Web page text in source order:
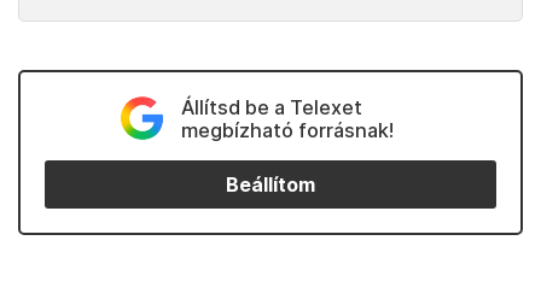
Állítsd be a Telexet
megbízható forrásnak!
Beállítom